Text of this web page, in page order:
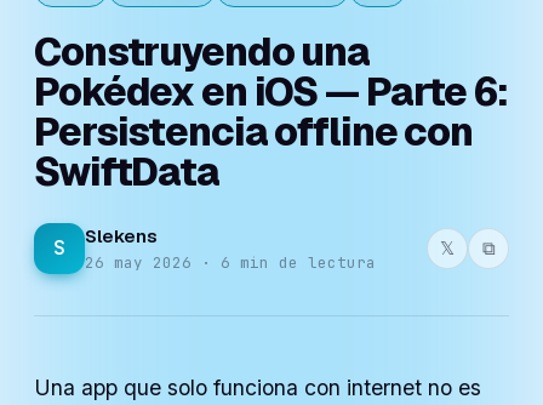
Construyendo una
Pokédex en iOS — Parte 6:
Persistencia offline con
SwiftData
S Slekens
26 may 2026 · 6 min de lectura
𝕏 ⧉
Una app que solo funciona con internet no es